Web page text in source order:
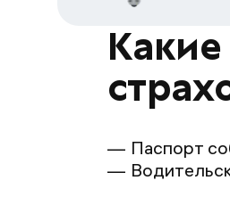
Паспорт